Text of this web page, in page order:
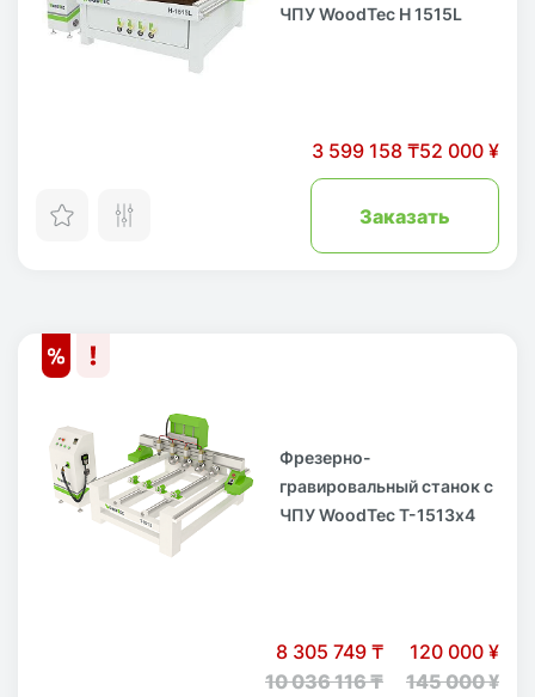
ЧПУ WoodTec H 1515L
3 599 158 ₸52 000 ¥
Заказать
Фрезерно-
гравировальный станок с
ЧПУ WoodTec T-1513х4
8 305 749 ₸
10 036 116 ₸
120 000 ¥
145 000 ¥